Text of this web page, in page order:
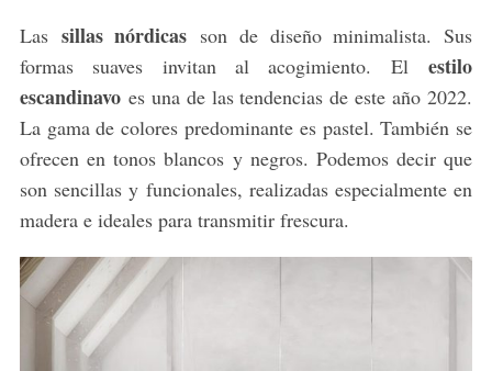
Las sillas nórdicas son de diseño minimalista. Sus
formas suaves invitan al acogimiento. Elestilo
escandinavo es una de las tendencias de este año 2022.
La gama de colores predominante es pastel. También se
ofrecen en tonos blancos y negros. Podemos decir que
son sencillas y funcionales, realizadas especialmente en
madera e ideales para transmitir frescura.